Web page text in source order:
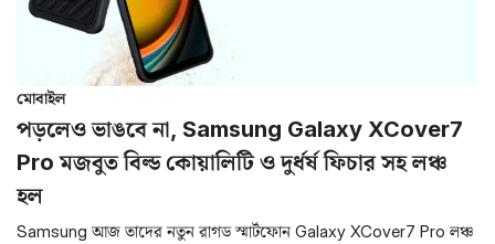
মোবাইল
পড়লেও ভাঙবে না, Samsung Galaxy XCover7
Pro মজবুত বিল্ড কোয়ালিটি ও দুর্ধর্ষ ফিচার সহ লঞ্চ
হল
Samsung আজ তাদের নতুন রাগড স্মার্টফোন Galaxy XCover7 Pro লঞ্চ